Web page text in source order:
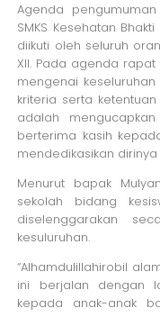
Agenda
SMKS Kesehatan
diikuti oleh seluruh
XII. Pada agenda
mengenai
kriteria serta
adalah
berterima kasih
mendedikasikan
Menurut bapak
sekolah bidang
diselenggarakan
kesuluruhan.
“Alhamdulillahirobil
ini berjalan dengan
kepada anak-anak